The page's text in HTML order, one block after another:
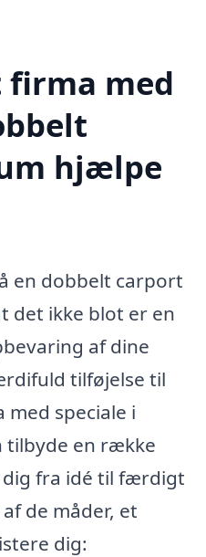
firma med
hjælpe
en dobbelt carport
det ikke blot er en
af dine
tilføjelse til
speciale i
tilbyde en række
fra idé til færdigt
de måder, et
dig: